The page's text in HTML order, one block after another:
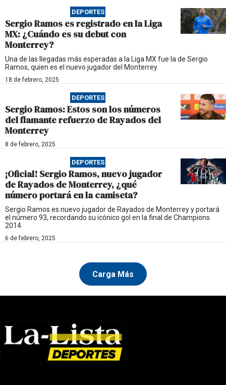
DEPORTES
Sergio Ramos es registrado en la Liga
MX: ¿Cuándo es su debut con
Monterrey?
Una de las llegadas más esperadas a la Liga MX fue la de Sergio
Ramos, quien es el nuevo jugador del Monterrey.
18 de febrero, 2025
DEPORTES
Sergio Ramos: Estos son los números
del flamante refuerzo de Rayados del
Monterrey
8 de febrero, 2025
DEPORTES
¡Oficial! Sergio Ramos, nuevo jugador
de Rayados de Monterrey, ¿qué
número portará en la camiseta?
Sergio Ramos es nuevo jugador de Rayados de Monterrey y portará
el número 93, recordando su icónico gol en la final de Champions
2014.
6 de febrero, 2025
Carga Más